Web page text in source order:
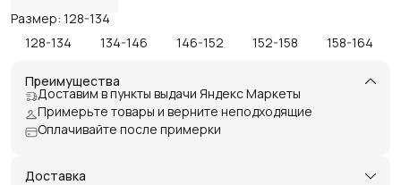
Размер: 128-134
128-134
134-146 146-152 152-158 158-164
Преимущества
Доставим в пункты выдачи Яндекс Маркеты
Примерьте товары и верните неподходящие
Оплачивайте после примерки
Доставка